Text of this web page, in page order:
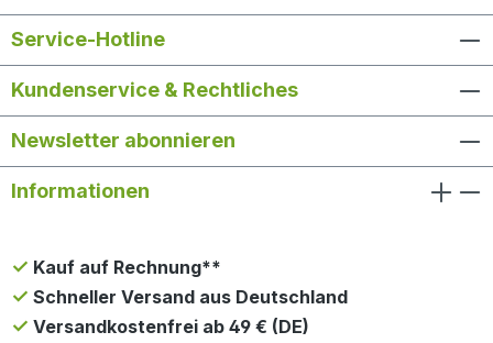
Service-Hotline
Kundenservice & Rechtliches
Newsletter abonnieren
Informationen
Kauf auf Rechnung**
Schneller Versand aus Deutschland
Versandkostenfrei ab 49 € (DE)